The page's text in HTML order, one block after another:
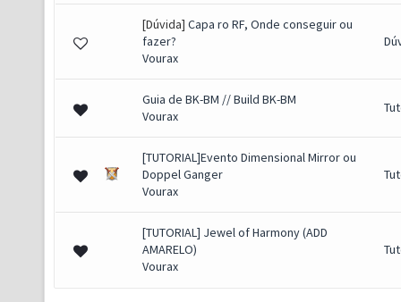
[Dúvida] Capa ro RF, Onde conseguir ou
fazer?
Vourax
Guia de BK-BM // Build BK-BM
Vourax
[TUTORIAL]Evento Dimensional Mirror ou
Doppel Ganger
Vourax
[TUTORIAL] Jewel of Harmony (ADD
AMARELO)
Vourax